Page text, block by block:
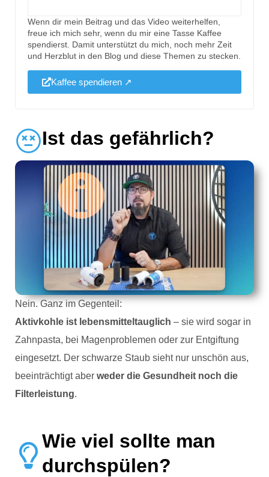
Wenn dir mein Beitrag und das Video weiterhelfen,
freue ich mich sehr, wenn du mir eine Tasse Kaffee
spendierst. Damit unterstützt du mich, noch mehr Zeit
und Herzblut in den Blog und diese Themen zu stecken.
Kaffee spendieren ↗
Ist das gefährlich?
Nein. Ganz im Gegenteil:
Aktivkohle ist lebensmitteltauglich – sie wird sogar in
Zahnpasta, bei Magenproblemen oder zur Entgiftung
eingesetzt. Der schwarze Staub sieht nur unschön aus,
beeinträchtigt aber weder die Gesundheit noch die
Filterleistung.
Wie viel sollte man
durchspülen?